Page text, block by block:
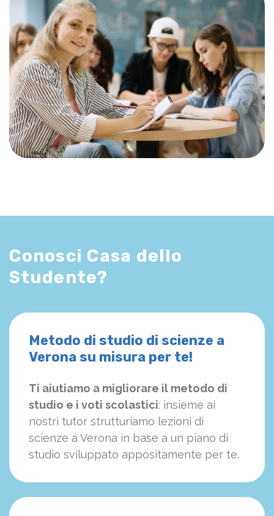
Conosci Casa dello
Studente?
Metodo di studio di scienze a
Verona su misura per te!
Ti aiutiamo a migliorare il metodo di
studio e i voti scolastici: insieme ai
nostri tutor strutturiamo lezioni di
scienze a Verona in base a un piano di
studio sviluppato appositamente per te.